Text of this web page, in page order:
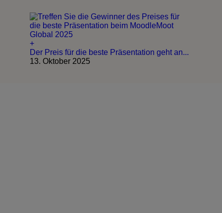
+
Der Preis für die beste Präsentation geht an...
13. Oktober 2025